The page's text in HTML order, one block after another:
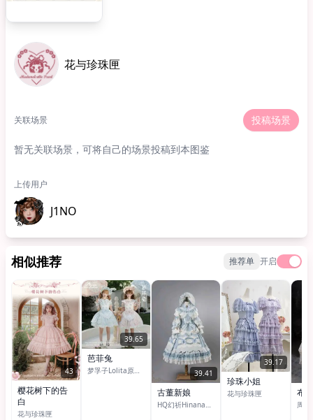
花与珍珠匣
关联场景 投稿场景
暂无关联场景，可将自己的场景投稿到本图鉴
上传用户
J1NO
相似推荐 推荐单 开启
43
樱花树下的告
白
花与珍珠匣
39.65
芭菲兔
梦孚子Lolita原创设计 39.41
古董新娘
HQ幻祈HinanaQueena
39.17
珍珠小姐
花与珍珠匣 布
周